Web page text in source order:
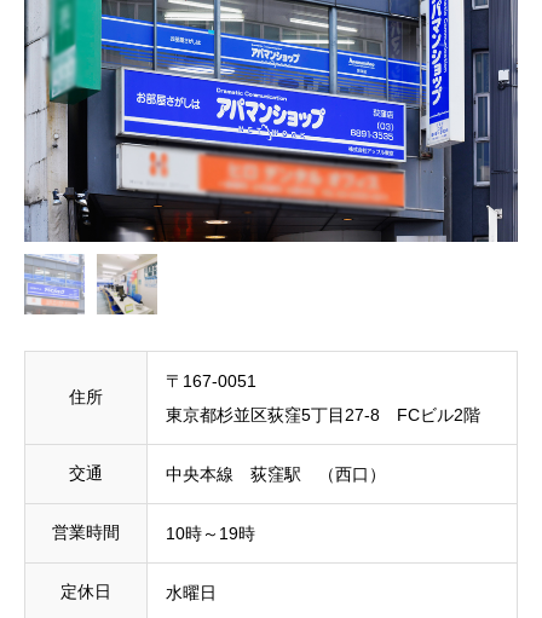
住所
〒167-0051
東京都杉並区荻窪5丁目27-8 FCビル2階
交通 中央本線 荻窪駅 （西口）
営業時間 10時～19時
定休日 水曜日